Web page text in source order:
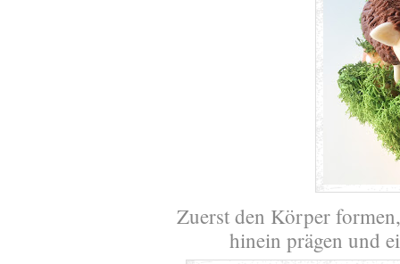
Zuerst den Körper
hinein prägen und